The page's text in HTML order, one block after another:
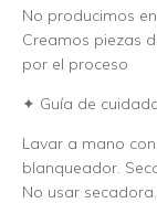
No producimos
Creamos piezas
por el proceso
✦ Guía de
Lavar a mano
blanqueador.
No usar